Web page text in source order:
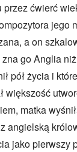
przez ćwierć
jego
a on
go Anglia
pół życia i
większość
matka
angielską
jako pierwszy